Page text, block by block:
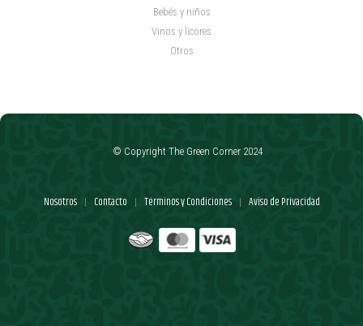
Bebés y niños
Vinos y licores
Otros
Nosotros | Contacto | Términos y Condiciones | Aviso de Privacidad
© Copyright The Green Corner 2024